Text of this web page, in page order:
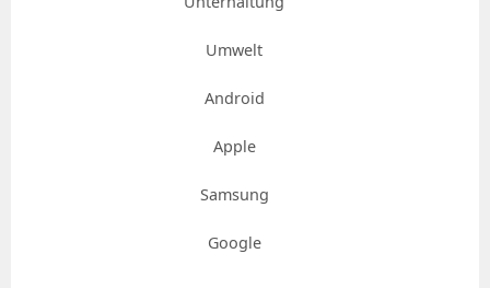
Umwelt
Android
Apple
Samsung
Google